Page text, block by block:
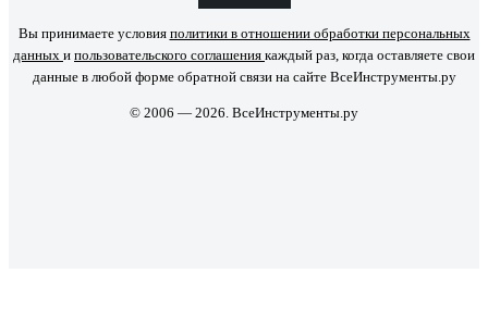
Вы принимаете условия политики в отношении обработки персональных
данных и пользовательского соглашения каждый раз, когда оставляете свои
данные в любой форме обратной связи на сайте ВсеИнструменты.ру
© 2006 — 2026. ВсеИнструменты.ру